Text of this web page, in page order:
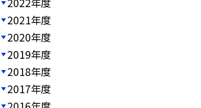
2021年度
2020年度
2019年度
2018年度
2017年度